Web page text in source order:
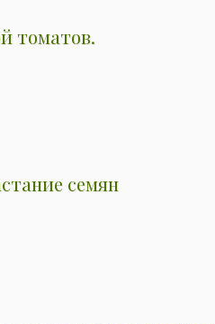
томатов.
семян